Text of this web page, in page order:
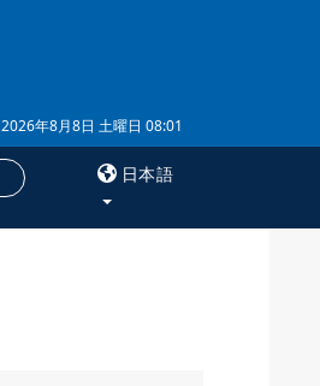
2026年8月8日 土曜日 08:01
日本語